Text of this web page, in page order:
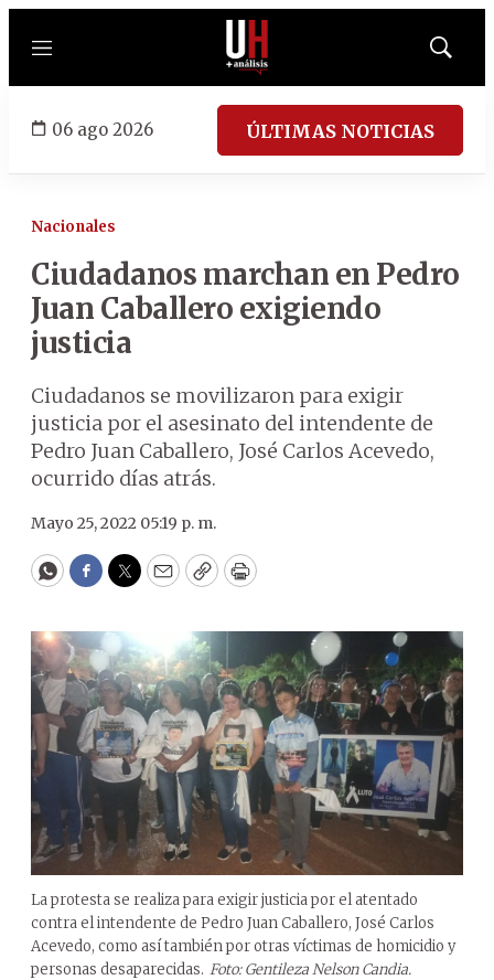
Menú
Mostrar
06 ago 2026 ÚLTIMAS NOTICIAS
Nacionales
Ciudadanos marchan en Pedro
Juan Caballero exigiendo
justicia
Ciudadanos se movilizaron para exigir
justicia por el asesinato del intendente de
Pedro Juan Caballero, José Carlos Acevedo,
ocurrido días atrás.
Mayo 25, 2022 05:19 p. m.
WhatsApp
Facebook
Twitter
EmailCopyPrint
La protesta se realiza para exigir justicia por el atentado
contra el intendente de Pedro Juan Caballero, José Carlos
Acevedo, como así también por otras víctimas de homicidio y
personas desaparecidas. Foto: Gentileza Nelson Candia.